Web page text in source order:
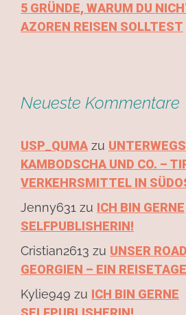
5 GRÜNDE, WARUM DU
AZOREN REISEN SOLLTEST
Neueste Kommentare
USP_QUMA zu
KAMBODSCHA UND CO. –
VERKEHRSMITTEL IN
Jenny631 zu ICH BIN GERNE
SELFPUBLISHERIN!
Cristian2613 zu UNSER
GEORGIEN – EIN
Kylie949 zu ICH BIN GERNE